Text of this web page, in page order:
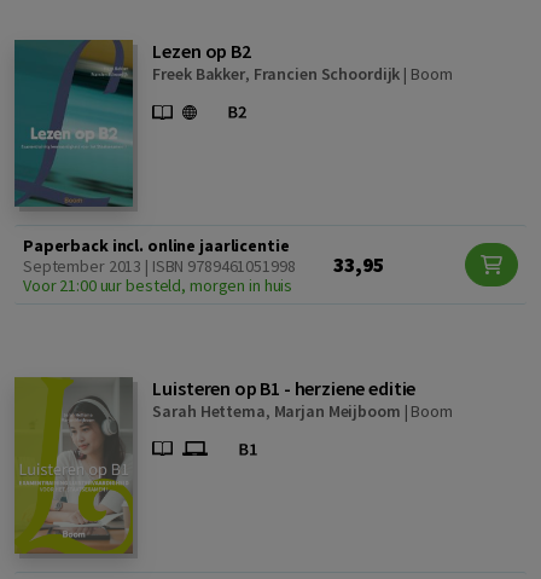
Lezen op B2
Freek Bakker, Francien Schoordijk | Boom
Paperback incl. online jaarlicentie
September 2013 | ISBN 9789461051998
Voor 21:00 uur besteld, morgen in huis
33,95
Luisteren op B1 - herziene editie
Sarah Hettema, Marjan Meijboom | Boom